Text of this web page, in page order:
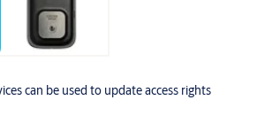
can be used to update access rights